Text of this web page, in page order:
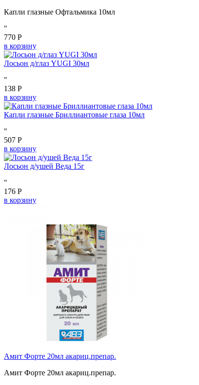
Капли глазные Офтальмика 10мл
"
770 Р
в корзину
Лосьон д/глаз YUGI 30мл
"
138 Р
в корзину
Капли глазные Бриллиантовые глаза 10мл
"
507 Р
в корзину
Лосьон д/ушей Веда 15г
"
176 Р
в корзину
Амит Форте 20мл акариц.препар.
Амит Форте 20мл акариц.препар.